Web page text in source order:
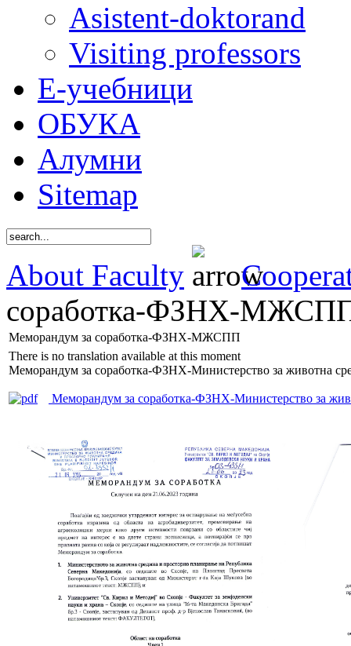
Asistent-doktorand
Visiting professors
Е-учебници
ОБУКА
Алумни
Sitemap
About Faculty
соработка-ФЗНХ-
Меморандум за соработка-ФЗНХ-МЖСПП
There is no translation available at this moment
Меморандум за соработка-ФЗНХ-Министерство за животна
Меморандум за соработка-ФЗНХ-Министерство за